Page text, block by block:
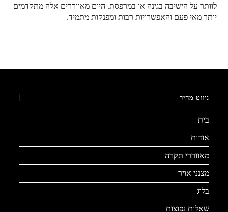
לוותר על הישיבה בגינה או במרפסת. היום מאווררים אלה מתקדמים
יותר מאי פעם והאפשרויות רבות ומפנקות מתמיד.
ניווט מהיר
בית
אודות
מאווררי תקרה
מצנני אויר
בלוג
שאלות נפוצות